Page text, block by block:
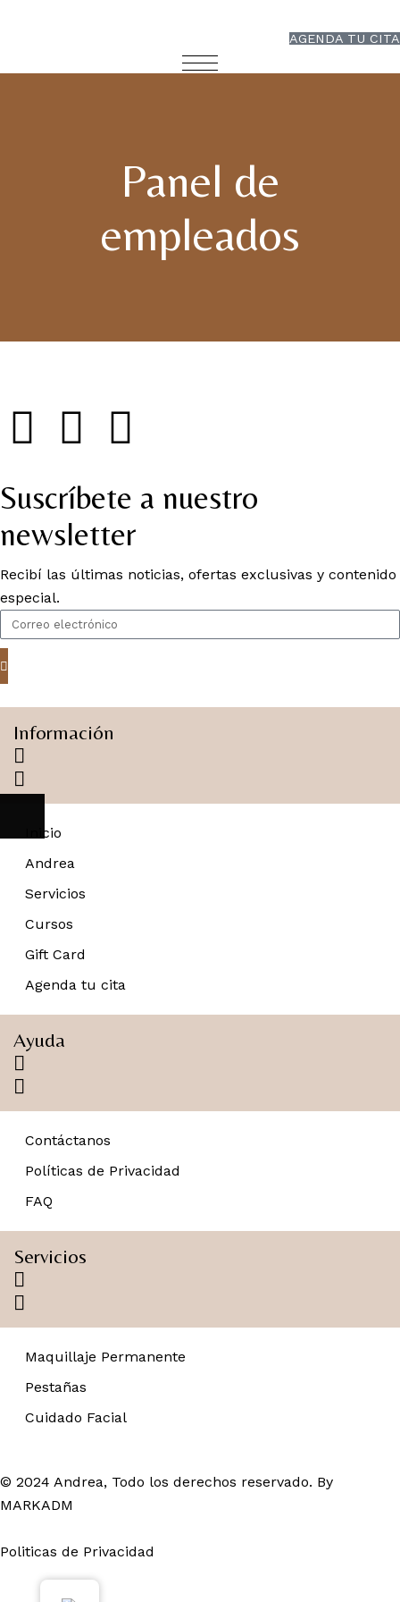
AGENDA TU CITA
Panel de
empleados
Suscríbete a nuestro
newsletter
Recibí las últimas noticias, ofertas exclusivas y contenido
especial.
Información
Inicio
Andrea
Servicios
Cursos
Gift Card
Agenda tu cita
Ayuda
Contáctanos
Políticas de Privacidad
FAQ
Servicios
Maquillaje Permanente
Pestañas
Cuidado Facial
© 2024 Andrea, Todo los derechos reservado. By
MARKADM
Politicas de Privacidad